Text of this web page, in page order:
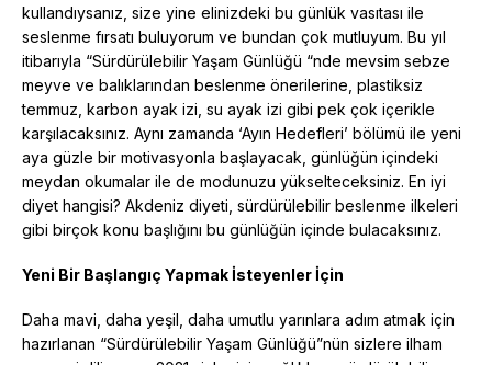
kullandıysanız, size yine elinizdeki bu günlük vasıtası ile
seslenme fırsatı buluyorum ve bundan çok mutluyum. Bu yıl
itibarıyla “Sürdürülebilir Yaşam Günlüğü “nde mevsim sebze
meyve ve balıklarından beslenme önerilerine, plastiksiz
temmuz, karbon ayak izi, su ayak izi gibi pek çok içerikle
karşılacaksınız. Aynı zamanda ‘Ayın Hedefleri’ bölümü ile yeni
aya güzle bir motivasyonla başlayacak, günlüğün içindeki
meydan okumalar ile de modunuzu yükselteceksiniz. En iyi
diyet hangisi? Akdeniz diyeti, sürdürülebilir beslenme ilkeleri
gibi birçok konu başlığını bu günlüğün içinde bulacaksınız.
Yeni Bir Başlangıç Yapmak İsteyenler İçin
Daha mavi, daha yeşil, daha umutlu yarınlara adım atmak için
hazırlanan “Sürdürülebilir Yaşam Günlüğü”nün sizlere ilham